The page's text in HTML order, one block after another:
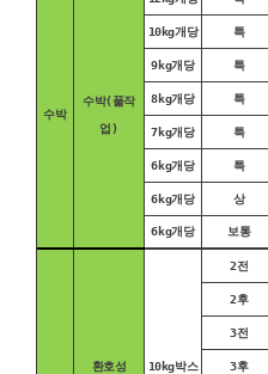
수박
수박(풀작
업)
10kg개당 특
9kg개당 특
8kg개당 특
7kg개당 특
6kg개당 특
6kg개당 상
6kg개당 보통
환호성 10kg박스
2전
2후
3전
3후